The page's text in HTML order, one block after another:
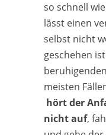
so schnell
lässt einen
selbst nicht
geschehen
meisten
hört der
nicht auf,